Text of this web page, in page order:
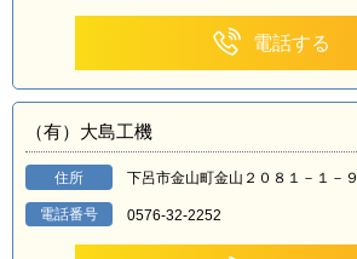
電話する
（有）大島工機
住所 下呂市金山町金山２０８１－１－９
電話番号 0576-32-2252